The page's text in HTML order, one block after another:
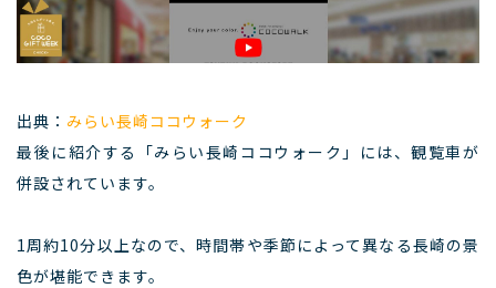
出典： みらい長崎ココウォーク
最後に紹介する「みらい長崎ココウォーク」には、観覧車が
併設されています。
1周約10分以上なので、時間帯や季節によって異なる長崎の景
色が堪能できます。